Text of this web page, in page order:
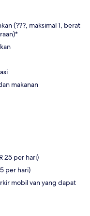
(???, maksimal 1, berat
makanan
25 per hari)
per hari)
mobil van yang dapat